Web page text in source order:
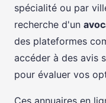
spécialité ou par
recherche d'un
des plateformes
accéder à des avis
pour évaluer vos